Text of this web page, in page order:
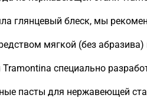
глянцевый блеск, мы
мягкой (без абразива)
специально
пасты для нержавеющей